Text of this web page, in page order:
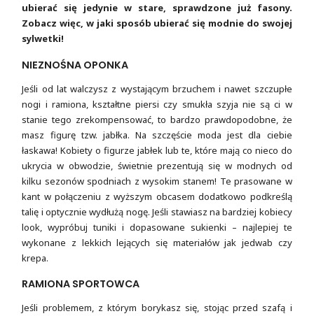
ubierać się jedynie w stare, sprawdzone już fasony.
Zobacz więc, w jaki sposób ubierać się modnie do swojej
sylwetki!
NIEZNOŚNA OPONKA
Jeśli od lat walczysz z wystającym brzuchem i nawet szczupłe
nogi i ramiona, kształtne piersi czy smukła szyja nie są ci w
stanie tego zrekompensować, to bardzo prawdopodobne, że
masz figurę tzw. jabłka. Na szczęście moda jest dla ciebie
łaskawa! Kobiety o figurze jabłek lub te, które mają co nieco do
ukrycia w obwodzie, świetnie prezentują się w modnych od
kilku sezonów spodniach z wysokim stanem! Te prasowane w
kant w połączeniu z wyższym obcasem dodatkowo podkreślą
talię i optycznie wydłużą nogę. Jeśli stawiasz na bardziej kobiecy
look, wypróbuj tuniki i dopasowane sukienki – najlepiej te
wykonane z lekkich lejących się materiałów jak jedwab czy
krepa.
RAMIONA SPORTOWCA
Jeśli problemem, z którym borykasz się, stojąc przed szafą i